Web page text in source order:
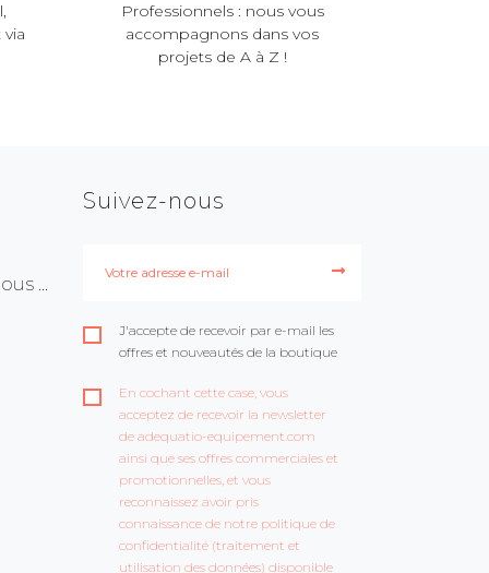
Professionnels : nous vous
accompagnons dans vos
projets de A à Z !
...
Suivez-nous
J'accepte de recevoir par e-mail les
offres et nouveautés de la boutique
En cochant cette case, vous
acceptez de recevoir la newsletter
de adequatio-equipement.com
ainsi que ses offres commerciales et
promotionnelles, et vous
reconnaissez avoir pris
connaissance de notre politique de
confidentialité (traitement et
utilisation des données) disponible